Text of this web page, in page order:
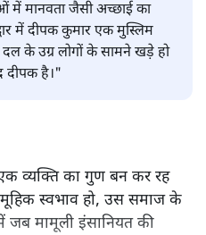
मानवता जैसी अच्छाई का
में दीपक कुमार एक मुस्लिम
दल के उग्र लोगों के सामने खड़े हो
दीपक है।"
व्यक्ति का गुण बन कर रह
स्वभाव हो, उस समाज के
जब मामूली इंसानियत की